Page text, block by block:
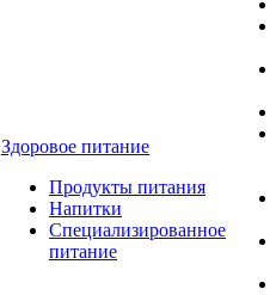
Здоровое питание
Продукты питания
Напитки
Специализированное
питание